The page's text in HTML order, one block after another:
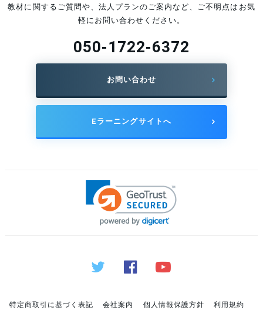
教材に関するご質問や、法人プランのご案内など、ご不明点はお気
軽にお問い合わせください。
050-1722-6372
お問い合わせ
Eラーニングサイトへ
特定商取引に基づく表記 会社案内 個人情報保護方針 利用規約